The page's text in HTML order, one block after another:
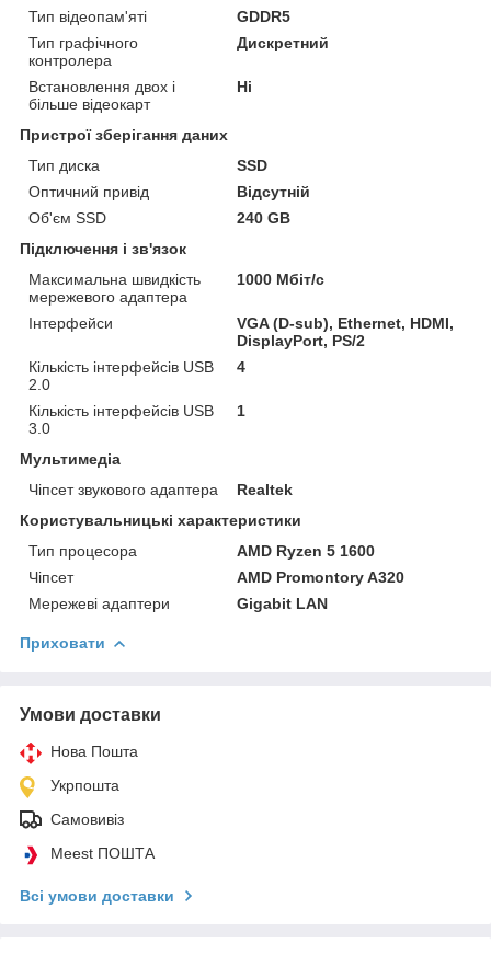
Тип відеопам'яті
GDDR5
Тип графічного
контролера
Дискретний
Встановлення двох і
більше відеокарт
Ні
Пристрої зберігання даних
Тип диска
SSD
Оптичний привід
Відсутній
Об'єм SSD
240 GB
Підключення і зв'язок
Максимальна швидкість
мережевого адаптера
1000 Мбіт/с
Інтерфейси
VGA (D-sub), Ethernet, HDMI,
DisplayPort, PS/2
Кількість інтерфейсів USB
2.0
4
Кількість інтерфейсів USB
3.0
1
Мультимедіа
Чіпсет звукового адаптера
Realtek
Користувальницькі характеристики
Тип процесора
AMD Ryzen 5 1600
Чіпсет
AMD Promontory A320
Мережеві адаптери
Gigabit LAN
Приховати
Умови доставки
Нова Пошта
Укрпошта
Самовивіз
Meest ПОШТА
Всі умови доставки